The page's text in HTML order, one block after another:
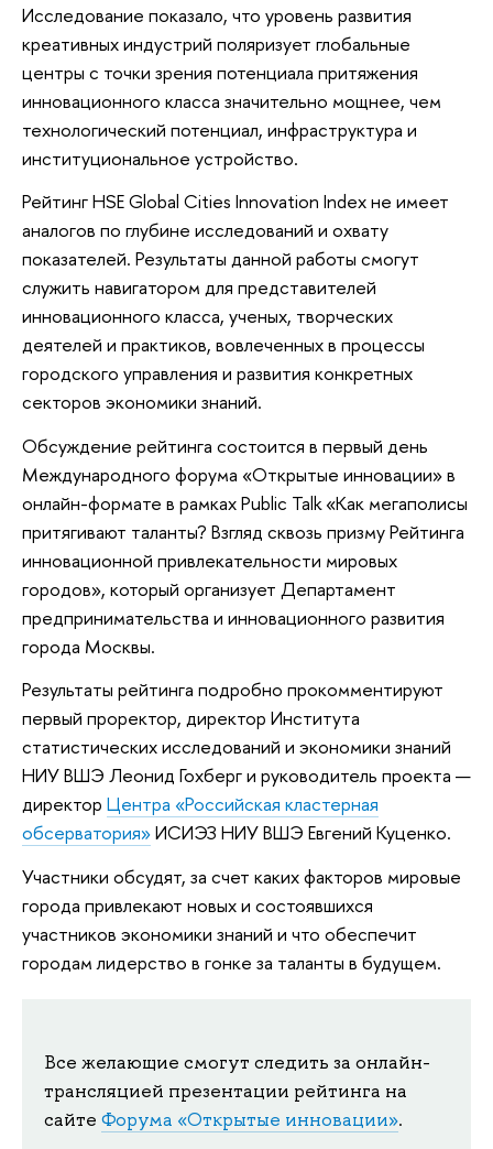
Исследование показало, что уровень развития
креативных индустрий поляризует глобальные
центры с точки зрения потенциала притяжения
инновационного класса значительно мощнее, чем
технологический потенциал, инфраструктура и
институциональное устройство.
Рейтинг HSE Global Cities Innovation Index не имеет
аналогов по глубине исследований и охвату
показателей. Результаты данной работы смогут
служить навигатором для представителей
инновационного класса, ученых, творческих
деятелей и практиков, вовлеченных в процессы
городского управления и развития конкретных
секторов экономики знаний.
Обсуждение рейтинга состоится в первый день
Международного форума «Открытые инновации» в
онлайн-формате в рамках Public Talk «Как мегаполисы
притягивают таланты? Взгляд сквозь призму Рейтинга
инновационной привлекательности мировых
городов», который организует Департамент
предпринимательства и инновационного развития
города Москвы.
Результаты рейтинга подробно прокомментируют
первый проректор, директор Института
статистических исследований и экономики знаний
НИУ ВШЭ Леонид Гохберг и руководитель проекта —
директор Центра «Российская кластерная
обсерватория»ИСИЭЗ НИУ ВШЭ Евгений Куценко.
Участники обсудят, за счет каких факторов мировые
города привлекают новых и состоявшихся
участников экономики знаний и что обеспечит
городам лидерство в гонке за таланты в будущем.
Все желающие смогут следить за онлайн-
трансляцией презентации рейтинга на
сайте Форума «Открытые инновации».